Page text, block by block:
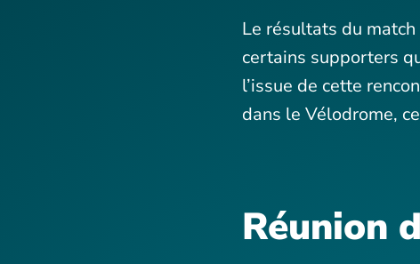
Le résultats du
certains supporters
l’issue de cette
dans le Vélodrome,
Réunion